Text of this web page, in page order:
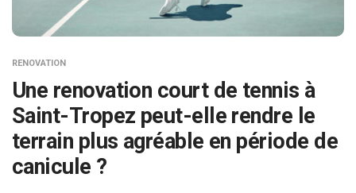
RENOVATION
Une renovation court de tennis à
Saint-Tropez peut-elle rendre le
terrain plus agréable en période de
canicule ?